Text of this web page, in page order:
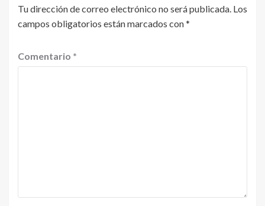
Tu dirección de correo electrónico no será publicada. Los
campos obligatorios están marcados con*
Comentario *